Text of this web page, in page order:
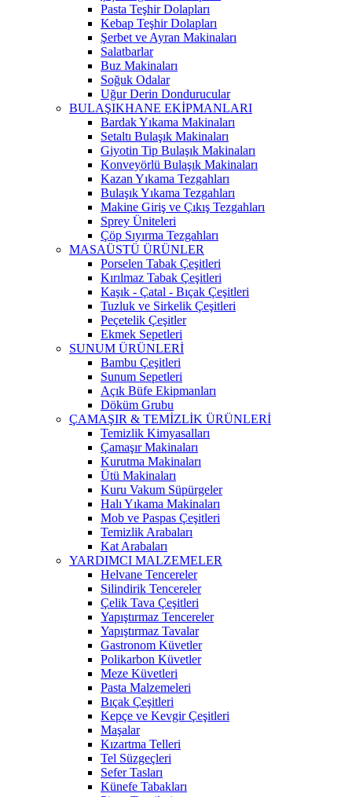
Pasta Teşhir Dolapları
Kebap Teşhir Dolapları
Şerbet ve Ayran Makinaları
Salatbarlar
Buz Makinaları
Soğuk Odalar
Uğur Derin Dondurucular
BULAŞIKHANE EKİPMANLARI
Bardak Yıkama Makinaları
Setaltı Bulaşık Makinaları
Giyotin Tip Bulaşık Makinaları
Konveyörlü Bulaşık Makinaları
Kazan Yıkama Tezgahları
Bulaşık Yıkama Tezgahları
Makine Giriş ve Çıkış Tezgahları
Sprey Üniteleri
Çöp Sıyırma Tezgahları
MASAÜSTÜ ÜRÜNLER
Porselen Tabak Çeşitleri
Kırılmaz Tabak Çeşitleri
Kaşık - Çatal - Bıçak Çeşitleri
Tuzluk ve Sirkelik Çeşitleri
Peçetelik Çeşitler
Ekmek Sepetleri
SUNUM ÜRÜNLERİ
Bambu Çeşitleri
Sunum Sepetleri
Açık Büfe Ekipmanları
Döküm Grubu
ÇAMAŞIR & TEMİZLİK ÜRÜNLERİ
Temizlik Kimyasalları
Çamaşır Makinaları
Kurutma Makinaları
Ütü Makinaları
Kuru Vakum Süpürgeler
Halı Yıkama Makinaları
Mob ve Paspas Çeşitleri
Temizlik Arabaları
Kat Arabaları
YARDIMCI MALZEMELER
Helvane Tencereler
Silindirik Tencereler
Çelik Tava Çeşitleri
Yapıştırmaz Tencereler
Yapıştırmaz Tavalar
Gastronom Küvetler
Polikarbon Küvetler
Meze Küvetleri
Pasta Malzemeleri
Bıçak Çeşitleri
Kepçe ve Kevgir Çeşitleri
Maşalar
Kızartma Telleri
Tel Süzgeçleri
Sefer Tasları
Künefe Tabakları